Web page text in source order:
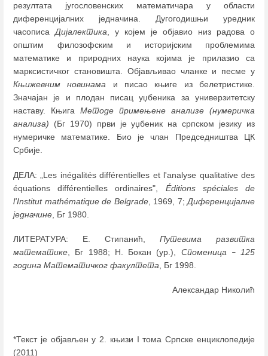
резултата југословенских математичара у области
диференцијалних једначина. Дугогодишњи уредник
часописаДијалектика, у којем је објавио низ радова о
општим филозофским и историјским проблемима
математике и природних наука којима је прилазио са
марксистичког становишта. Објављивао чланке и песме у
Књижевним новинама и писао књиге из белетристике.
Значајан је и плодан писац уџбеника за универзитетску
наставу. Књига Методе примењене анализе (нумеричка
анализа) (Бг 1970) први је уџбеник на српском језику из
нумеричке математике. Био је члан Председништва ЦК
Србије.
ДЕЛА: „Les inégalités différentielles et l'analyse qualitative des
équations différentielles ordinaires", Éditions spéciales de
l'Institut mathématique de Belgrade, 1969, 7; Диференцијалне
једначине , Бг 1980.
ЛИТЕРАТУРА: Е. Стипанић, Путевима развитка
математике , Бг 1988; Н. Бокан (ур.), Споменица –125
година Математичког факултета , Бг 1998.
Александар Николић
*Текст је објављен у 2. књизи I тома Српске енциклопедије
(2011)